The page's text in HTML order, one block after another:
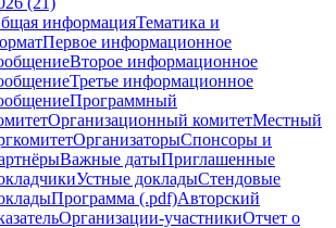
информацияТематика и
Первое информационное
Второе информационное
Третье информационное
Программный
Организационный комитетМестный
ОрганизаторыСпонсоры и
Важные датыПриглашенные
Устные докладыСтендовые
Программа (.pdf)Авторский
Организации-участникиОтчет о